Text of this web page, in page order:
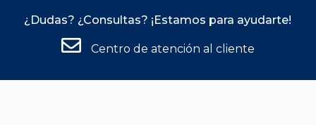
¿Dudas? ¿Consultas? ¡Estamos para ayudarte!
Centro de atención al cliente